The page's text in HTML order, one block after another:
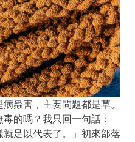
蟲害，主要問題都是草。
的嗎？我只回一句話：
就足以代表了。」初來部落